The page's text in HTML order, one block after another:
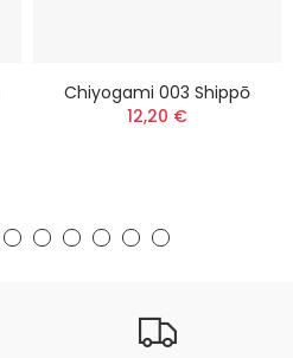
Chiyogami 003 Shippō
12,20 €